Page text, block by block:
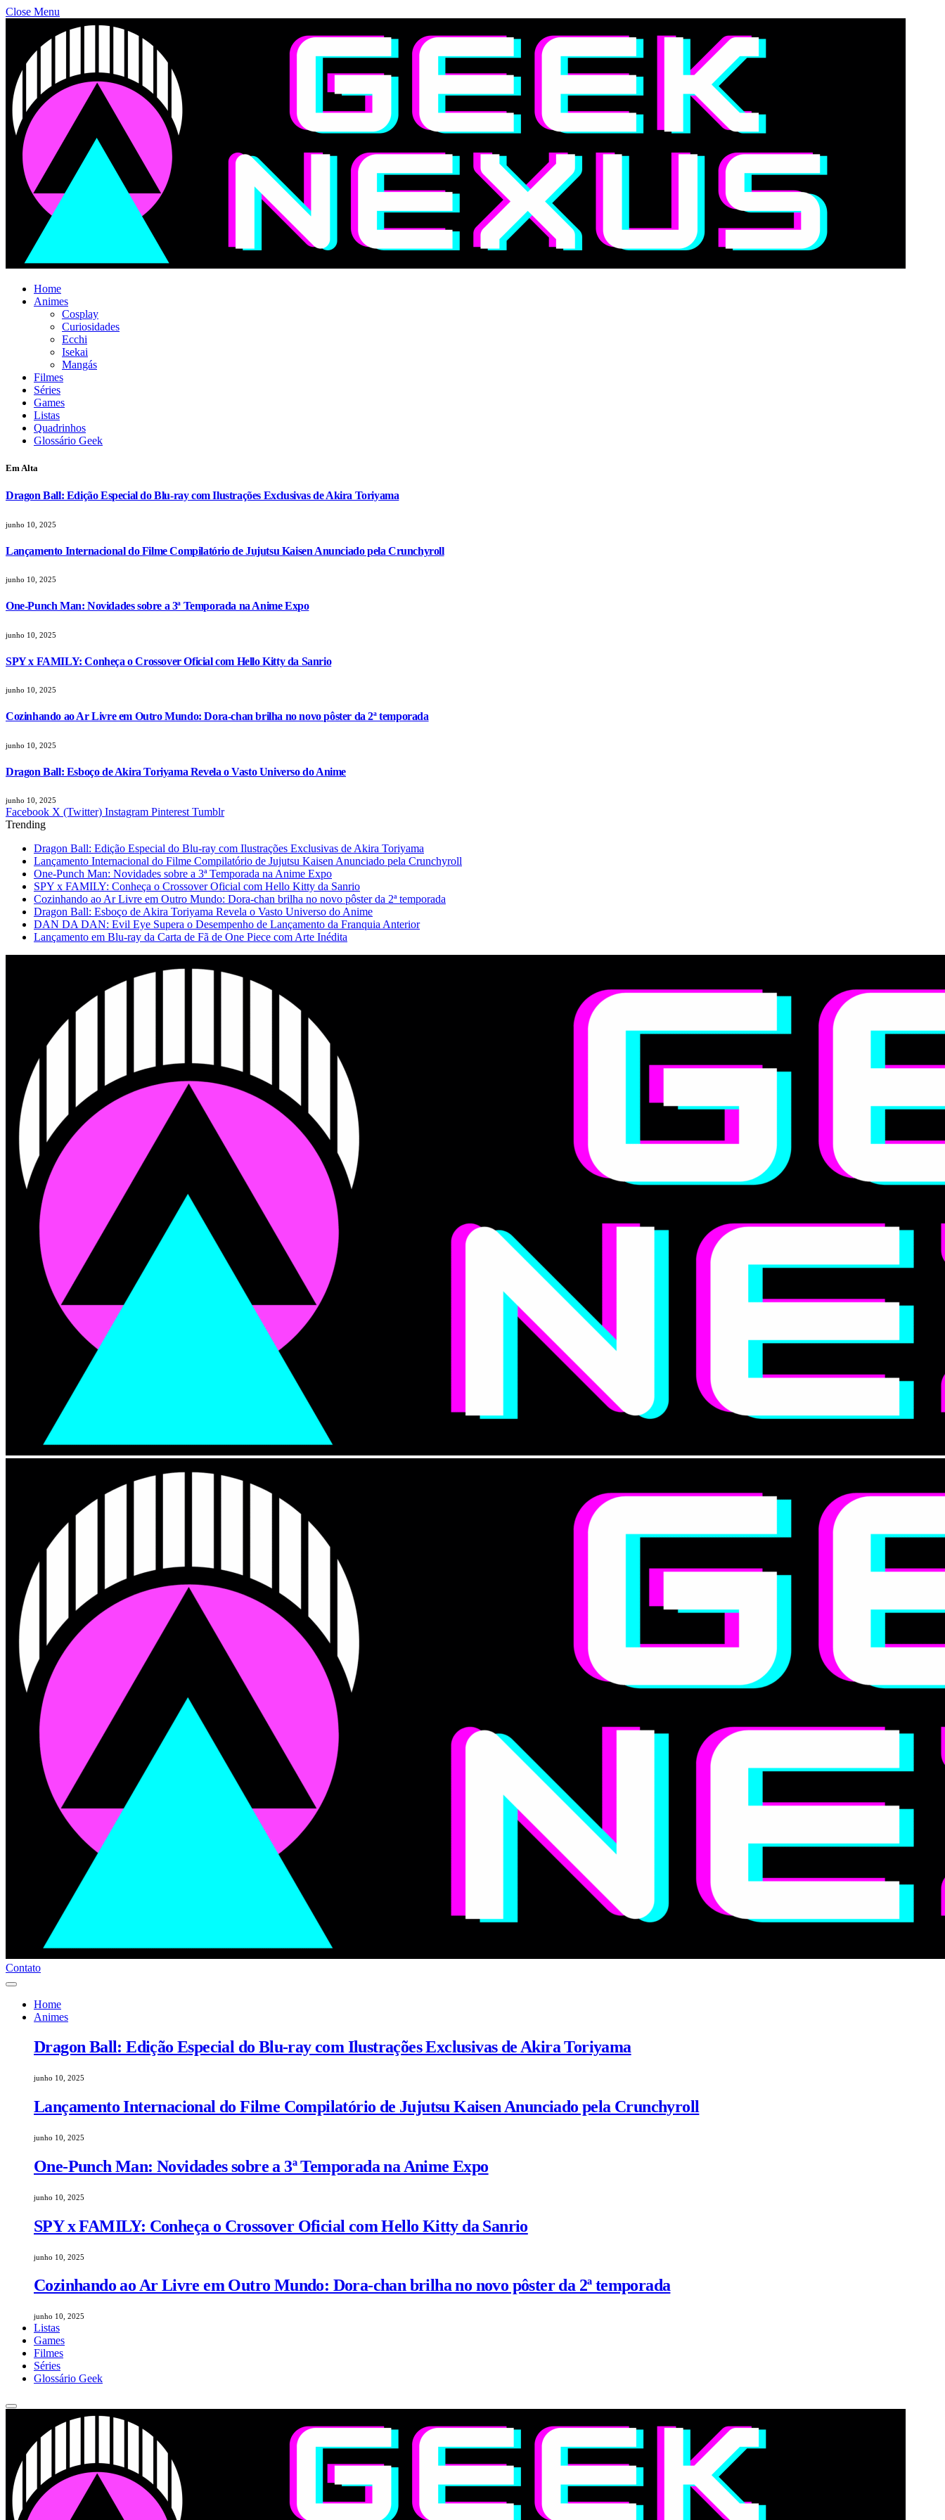
Close Menu
Home
Animes
Cosplay
Curiosidades
Ecchi
Isekai
Mangás
Filmes
Séries
Games
Listas
Quadrinhos
Glossário Geek
Em Alta
Dragon Ball: Edição Especial do Blu-ray com Ilustrações Exclusivas de Akira Toriyama
junho 10, 2025
Lançamento Internacional do Filme Compilatório de Jujutsu Kaisen Anunciado pela Crunchyroll
junho 10, 2025
One-Punch Man: Novidades sobre a 3ª Temporada na Anime Expo
junho 10, 2025
SPY x FAMILY: Conheça o Crossover Oficial com Hello Kitty da Sanrio
junho 10, 2025
Cozinhando ao Ar Livre em Outro Mundo: Dora-chan brilha no novo pôster da 2ª temporada
junho 10, 2025
Dragon Ball: Esboço de Akira Toriyama Revela o Vasto Universo do Anime
junho 10, 2025
Facebook X (Twitter) Instagram Pinterest Tumblr
Trending
Dragon Ball: Edição Especial do Blu-ray com Ilustrações Exclusivas de Akira Toriyama
Lançamento Internacional do Filme Compilatório de Jujutsu Kaisen Anunciado pela Crunchyroll
One-Punch Man: Novidades sobre a 3ª Temporada na Anime Expo
SPY x FAMILY: Conheça o Crossover Oficial com Hello Kitty da Sanrio
Cozinhando ao Ar Livre em Outro Mundo: Dora-chan brilha no novo pôster da 2ª temporada
Dragon Ball: Esboço de Akira Toriyama Revela o Vasto Universo do Anime
DAN DA DAN: Evil Eye Supera o Desempenho de Lançamento da Franquia Anterior
Lançamento em Blu-ray da Carta de Fã de One Piece com Arte Inédita
Contato
Home
Animes
Dragon Ball: Edição Especial do Blu-ray com Ilustrações Exclusivas de Akira Toriyama
junho 10, 2025
Lançamento Internacional do Filme Compilatório de Jujutsu Kaisen Anunciado pela Crunchyroll
junho 10, 2025
One-Punch Man: Novidades sobre a 3ª Temporada na Anime Expo
junho 10, 2025
SPY x FAMILY: Conheça o Crossover Oficial com Hello Kitty da Sanrio
junho 10, 2025
Cozinhando ao Ar Livre em Outro Mundo: Dora-chan brilha no novo pôster da 2ª temporada
junho 10, 2025
Listas
Games
Filmes
Séries
Glossário Geek